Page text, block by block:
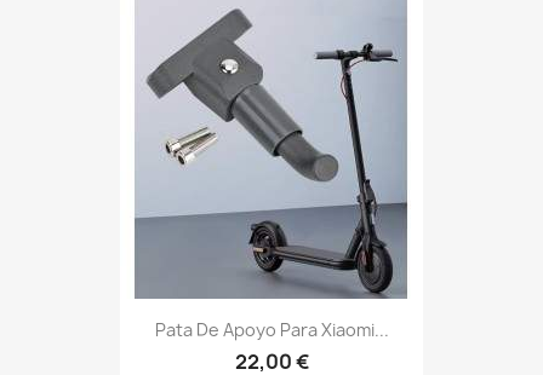
Pata De Apoyo Para Xiaomi...
22,00 €